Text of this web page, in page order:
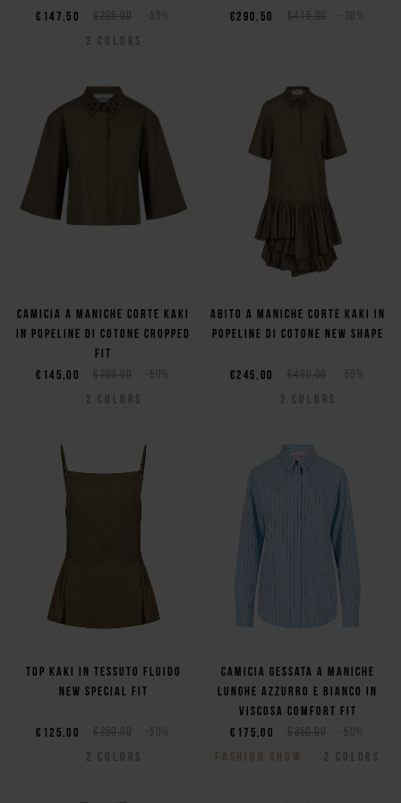
€295,00 -50%
€147,50
2 COLORS
€415,00 -30%
€290,50
Camicia a maniche corte kaki
in popeline di cotone cropped
fit
€290,00 -50%
€145,00
2 COLORS
Abito a maniche corte kaki in
popeline di cotone new shape
€490,00 -50%
€245,00
2 COLORS
Top kaki in tessuto fluido
new special fit
€250,00 -50%
€125,00
2 COLORS
Camicia gessata a maniche
lunghe azzurro e bianco in
viscosa comfort fit
€350,00 -50%
€175,00
FASHION SHOW
2 COLORS